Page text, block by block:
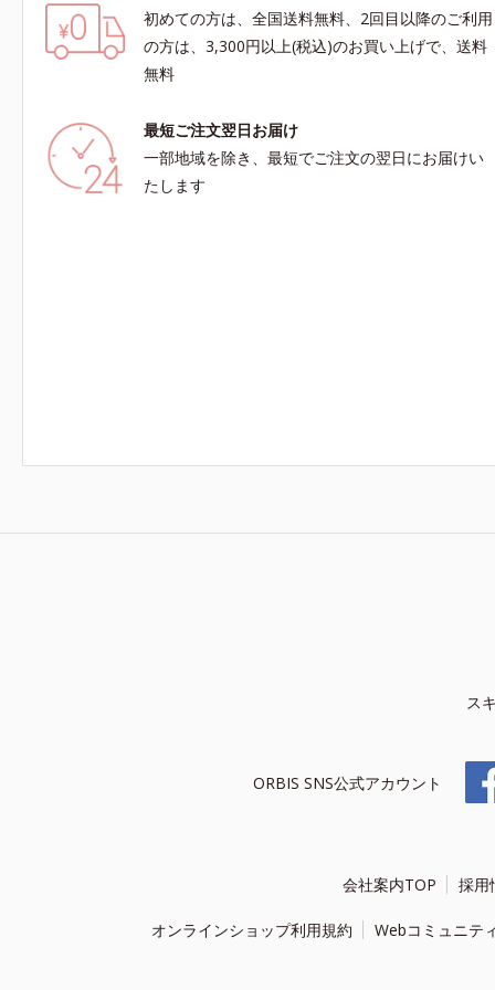
初めての方は、全国送料無料、2回目以降のご利用
の方は、3,300円以上(税込)のお買い上げで、送料
無料
最短ご注文翌日お届け
一部地域を除き、最短でご注文の翌日にお届けい
たします
ス
ORBIS SNS公式アカウント
会社案内TOP 採用
オンラインショップ利用規約 Webコミュニテ